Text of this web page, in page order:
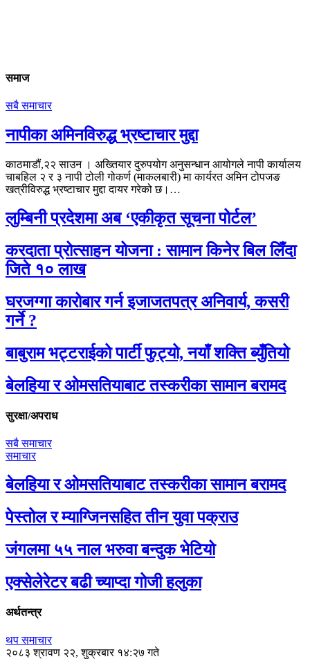
समाज
सबै समाचार
नापीका अमिनविरुद्ध भ्रष्टाचार मुद्दा
काठमाडौं,२२ साउन । अख्तियार दुरुपयोग अनुसन्धान आयोगले नापी कार्यालय
चाबहिल २ र ३ नापी टोली गोकर्ण (माकलबारी) मा कार्यरत अमिन टोपजङ
खत्रीविरुद्ध भ्रष्टाचार मुद्दा दायर गरेको छ।…
लुम्बिनी प्रदेशमा अब ‘एकीकृत सूचना पोर्टल’
करदाता प्रोत्साहन योजना : सामान किनेर बिल लिँदा
जिते १० लाख
घरजग्गा कारोबार गर्न इजाजतपत्र अनिवार्य, कसरी
गर्ने ?
बाबुराम भट्टराईको पार्टी फुट्यो, नयाँ शक्ति ब्युँतियो
बेलहिया र ओमसतियाबाट तस्करीका सामान बरामद
सुरक्षा/अपराध
सबै समाचार
समाचार
बेलहिया र ओमसतियाबाट तस्करीका सामान बरामद
पेस्तोल र म्याग्जिनसहित तीन युवा पक्राउ
जंगलमा ५५ नाल भरुवा बन्दुक भेटियो
एक्सेलेरेटर बढी च्याप्दा गोजी हलुका
अर्थतन्त्र
थप समाचार
२०८३ श्रावण २२, शुक्रबार १४:२७ गते